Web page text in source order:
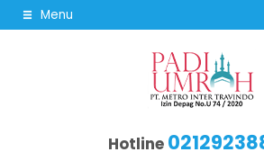
Menu
Hotline